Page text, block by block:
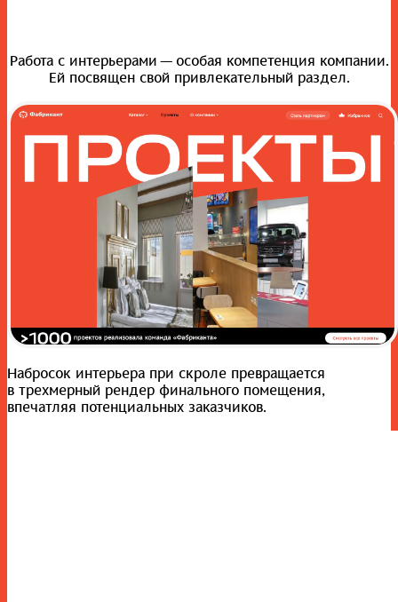
Работа с интерьерами — особая компетенция компании.
Ей посвящен свой привлекательный раздел.
Набросок интерьера при скроле превращается
в трехмерный рендер финального помещения,
впечатляя потенциальных заказчиков.